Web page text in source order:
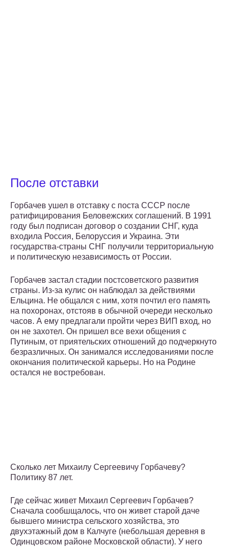
После отставки
Горбачев ушел в отставку с поста СССР после
ратифицирования Беловежских соглашений. В 1991
году был подписан договор о создании СНГ, куда
входила Россия, Белоруссия и Украина. Эти
государства-страны СНГ получили территориальную
и политическую независимость от России.
Горбачев застал стадии постсоветского развития
страны. Из-за кулис он наблюдал за действиями
Ельцина. Не общался с ним, хотя почтил его память
на похоронах, отстояв в обычной очереди несколько
часов. А ему предлагали пройти через ВИП вход, но
он не захотел. Он пришел все вехи общения с
Путиным, от приятельских отношений до подчеркнуто
безразличных. Он занимался исследованиями после
окончания политической карьеры. Но на Родине
остался не востребован.
Сколько лет Михаилу Сергеевичу Горбачеву?
Политику 87 лет.
Где сейчас живет Михаил Сергеевич Горбачев?
Сначала сообшщалось, что он живет старой даче
бывшего министра сельского хозяйства, это
двухэтажный дом в Калчуге (небольшая деревня в
Одинцовском районе Московской области). У него